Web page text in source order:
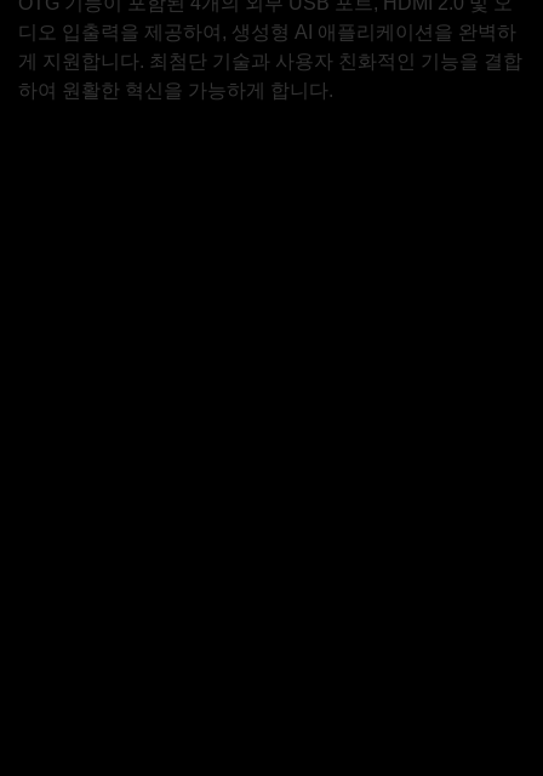
디오 입출력을 제공하여, 생성형 AI 애플리케이션을 완벽하
게 지원합니다. 최첨단 기술과 사용자 친화적인 기능을 결합
하여 원활한 혁신을 가능하게 합니다.